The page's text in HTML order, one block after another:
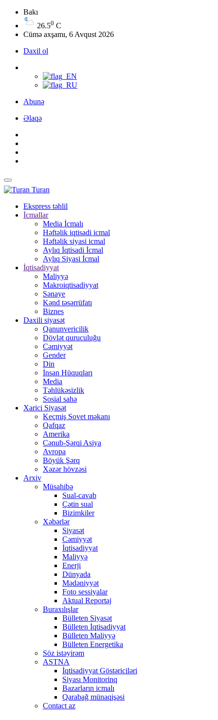
Bakı
26.50 C
Cümə axşamı, 6 Avqust 2026
Daxil ol
Abunə
Əlaqə
Turan
Ekspress təhlil
İcmallar
Media İcmalı
Həftəlik iqtisadi icmal
Həftəlik siyasi icmal
Aylıq İqtisadi İcmal
Aylıq Siyasi İcmal
İqtisadiyyat
Maliyyə
Makroiqtisadiyyat
Sənaye
Kənd təsərrüfatı
Biznes
Daxili siyasət
Qanunvericilik
Dövlət quruculuğu
Cəmiyyət
Gender
Din
İnsan Hüquqları
Media
Təhlükəsizlik
Sosial sahə
Xarici Siyasət
Keçmiş Sovet məkanı
Qafqaz
Amerika
Cənub-Şərqi Asiya
Avropa
Böyük Şərq
Xəzər hövzəsi
Arxiv
Müsahibə
Sual-cavab
Çətin sual
Bizimkiler
Xəbərlər
Siyasət
Cəmiyyət
İqtisadiyyat
Maliyyə
Enerji
Dünyada
Mədəniyyət
Foto sessiyalar
Aktual Reportaj
Buraxılışlar
Bülleten Siyasət
Bülleten İqtisadiyyat
Bülleten Maliyyə
Bülleten Energetika
Söz istəyirəm
ASTNA
İqtisadiyyat Göstəriciləri
Siyası Monitorinq
Bazarların icmalı
Qarabağ münaqişəsi
Contact az